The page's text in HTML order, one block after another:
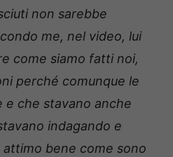
non sarebbe
me, nel video, lui
come siamo fatti noi,
perché comunque le
e che stavano anche
indagando e
bene come sono